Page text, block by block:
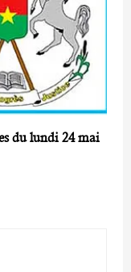
du lundi 24 mai